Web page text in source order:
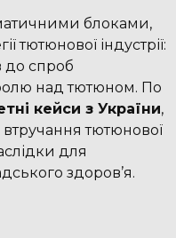
блоками,
тютюнової індустрії:
до спроб
над тютюном. По
кейси з України,
тютюнової
для
здоров’я.